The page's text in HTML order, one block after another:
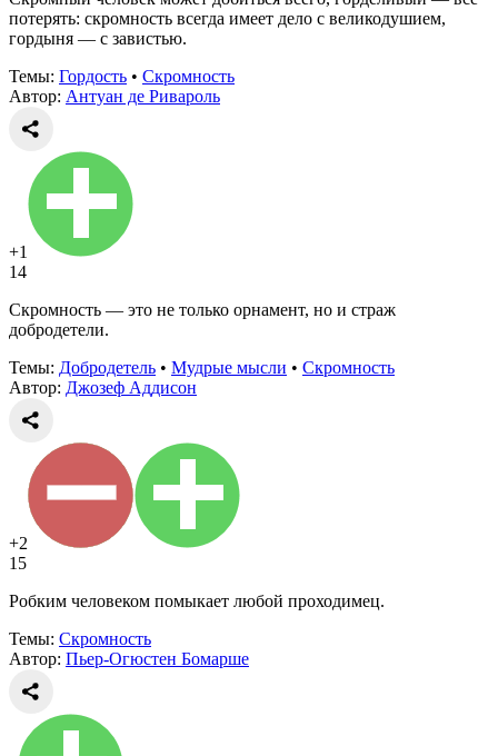
потерять: скромность всегда имеет дело с великодушием,
гордыня — с завистью.
Темы: Гордость • Скромность
Автор: Антуан де Ривароль
+1
14
Скромность — это не только орнамент, но и страж
добродетели.
Темы: Добродетель • Мудрые мысли • Скромность
Автор: Джозеф Аддисон
+2
15
Робким человеком помыкает любой проходимец.
Темы: Скромность
Автор: Пьер-Огюстен Бомарше